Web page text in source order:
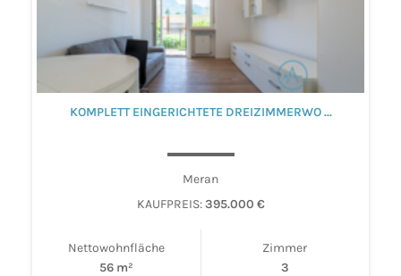
KOMPLETT EINGERICHTETE DREIZIMMERWO ...
Meran
KAUFPREIS: 395.000 €
Nettowohnfläche
56 m²
Zimmer
3